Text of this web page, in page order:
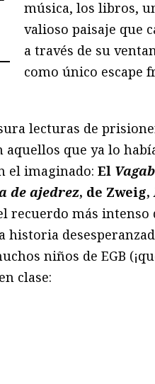
música, los libros,
valioso paisaje que
a través de su
como único escape
lecturas de
que ya lo
el imaginado: El
de ajedrez, de Zweig,
recuerdo más intenso
historia
niños de EGB
clase: